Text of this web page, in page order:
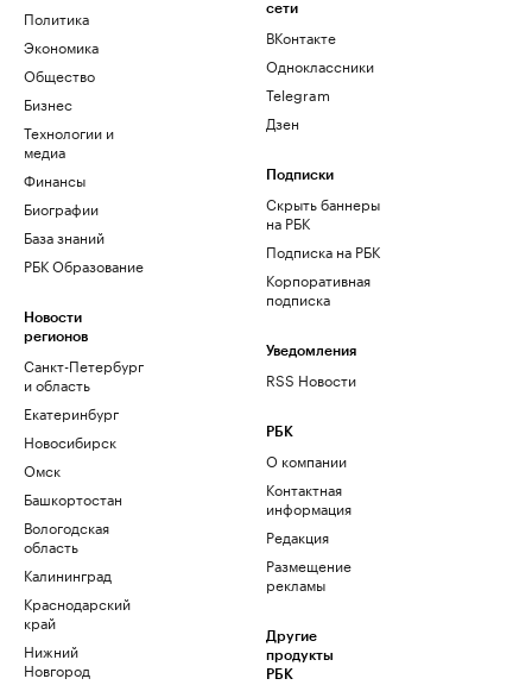
Политика
Экономика
Общество
Бизнес
Технологии и
медиа
Финансы
Биографии
База знаний
РБК Образование
Новости
регионов
Санкт-Петербург
и область
Екатеринбург
Новосибирск
Омск
Башкортостан
Вологодская
область
Калининград
Краснодарский
край
Нижний
Новгород
сети
ВКонтакте
Одноклассники
Telegram
Дзен
Подписки
Скрыть баннеры
на РБК
Подписка на РБК
Корпоративная
подписка
Уведомления
RSS Новости
РБК
О компании
Контактная
информация
Редакция
Размещение
рекламы
Другие
продукты
РБК